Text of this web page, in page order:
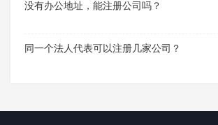
没有办公地址，能注册公司吗？
同一个法人代表可以注册几家公司？